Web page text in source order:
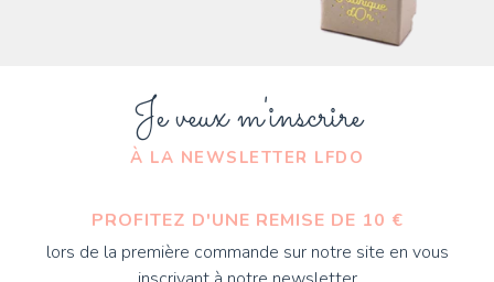
Je veux m'inscrire
À LA NEWSLETTER LFDO
PROFITEZ D'UNE REMISE DE 10 €
lors de la première commande sur notre site en vous